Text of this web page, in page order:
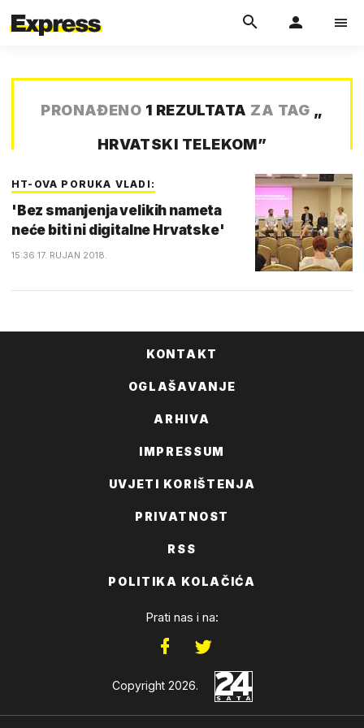
PRONAĐENO 1 REZULTATA ZA TAG „
HRVATSKI TELEKOM”
HT-OVA PORUKA VLADI:
'Bez smanjenja velikih nameta
neće biti ni digitalne Hrvatske'
15:36 17. RUJAN 2018.
KONTAKT
OGLAŠAVANJE
ARHIVA
IMPRESSUM
UVJETI KORIŠTENJA
PRIVATNOST
RSS
POLITIKA KOLAČIĆA
Prati nas i na:
Copyright 2026.